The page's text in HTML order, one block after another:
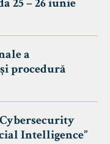
25 – 26 iunie
a
procedură
Intelligence”